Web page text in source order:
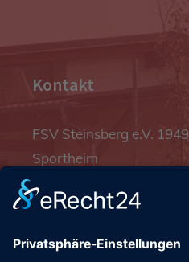
Kontakt
FSV Steinsberg e.V. 1949
Sportheim
93128 Steinsberg
pr@fsv-steinsberg.de